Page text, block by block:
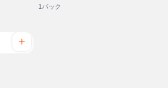
1パック